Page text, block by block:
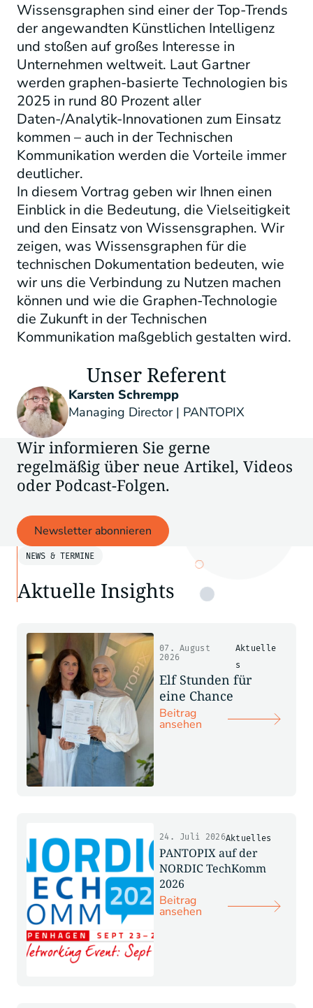
Wissensgraphen sind einer der Top-Trends
der angewandten Künstlichen Intelligenz
und stoßen auf großes Interesse in
Unternehmen weltweit. Laut Gartner
werden graphen-basierte Technologien bis
2025 in rund 80 Prozent aller
Daten-/Analytik-Innovationen zum Einsatz
kommen – auch in der Technischen
Kommunikation werden die Vorteile immer
deutlicher.
In diesem Vortrag geben wir Ihnen einen
Einblick in die Bedeutung, die Vielseitigkeit
und den Einsatz von Wissensgraphen. Wir
zeigen, was Wissensgraphen für die
technischen Dokumentation bedeuten, wie
wir uns die Verbindung zu Nutzen machen
können und wie die Graphen-Technologie
die Zukunft in der Technischen
Kommunikation maßgeblich gestalten wird.
Unser Referent
Karsten Schrempp
Managing Director | PANTOPIX
Wir informieren Sie gerne
regelmäßig über neue Artikel, Videos
oder Podcast-Folgen.
Newsletter abonnieren
NEWS & TERMINE
Aktuelle Insights
Aktuelle
s
07. August
2026
Elf Stunden für
eine Chance
Beitrag
ansehen
Aktuelles
24. Juli 2026
PANTOPIX auf der
NORDIC TechKomm
2026
Beitrag
ansehen